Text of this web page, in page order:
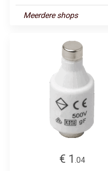
Meerdere shops
€ 1 .04